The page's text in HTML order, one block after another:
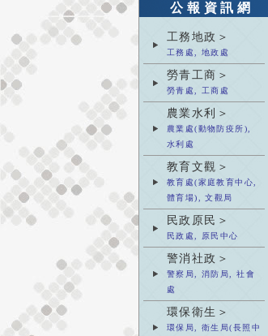
公報資訊網
工務地政＞
工務處, 地政處
勞青工商＞
勞青處, 工商處
農業水利＞
農業處(動物防疫所),
水利處
教育文觀＞
教育處(家庭教育中心,
體育場), 文觀局
民政原民＞
民政處, 原民中心
警消社政＞
警察局, 消防局, 社會
處
環保衛生＞
環保局, 衛生局(長照中